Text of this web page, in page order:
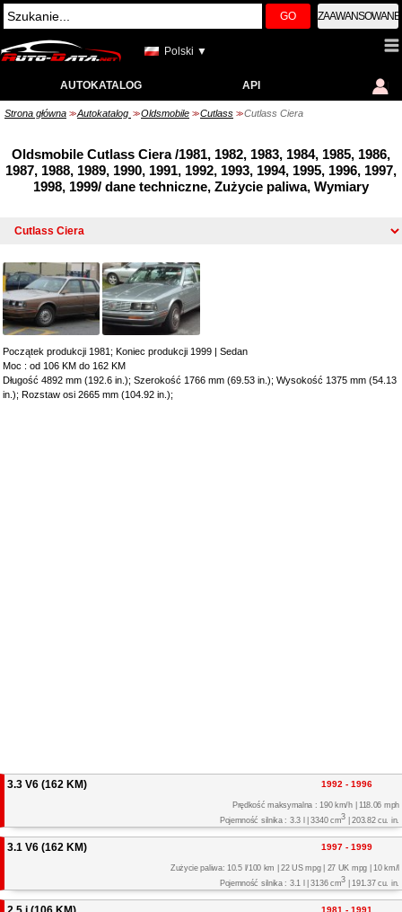
GO ZAAWANSOWANE
Polski ▼
AUTOKATALOG API
Strona główna >> Autokatalog >> Oldsmobile >> Cutlass >> Cutlass Ciera
Oldsmobile Cutlass Ciera /1981, 1982, 1983, 1984, 1985, 1986,
1987, 1988, 1989, 1990, 1991, 1992, 1993, 1994, 1995, 1996, 1997,
1998, 1999/ dane techniczne, Zużycie paliwa, Wymiary
Początek produkcji 1981; Koniec produkcji 1999 | Sedan
Moc : od 106 KM do 162 KM
Długość 4892 mm (192.6 in.); Szerokość 1766 mm (69.53 in.); Wysokość 1375 mm (54.13
in.); Rozstaw osi 2665 mm (104.92 in.);
3.3 V6 (162 KM) 1992 - 1996
Prędkość maksymalna : 190 km/h | 118.06 mph
Pojemność silnika : 3.3 l | 3340 cm3 | 203.82 cu. in.
3.1 V6 (162 KM) 1997 - 1999
Zużycie paliwa: 10.5 l/100 km | 22 US mpg | 27 UK mpg | 10 km/l
Pojemność silnika : 3.1 l | 3136 cm3 | 191.37 cu. in.
1981 - 1991